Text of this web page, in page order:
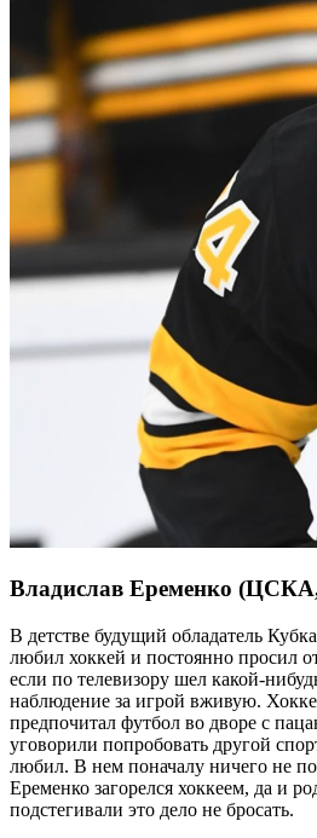
Владислав Еременко
В детстве будущий обладатель
любил хоккей и постоянно просил
если по телевизору шел какой-
наблюдение за игрой вживую.
предпочитал футбол во дворе с
уговорили попробовать другой
любил. В нем поначалу ничего не
Еременко загорелся хоккеем, да и
подстегивали это дело не бросать.